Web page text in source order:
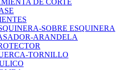
DE CORTE
SOBRE ESQUINERA
ARANDELA
TORNILLO